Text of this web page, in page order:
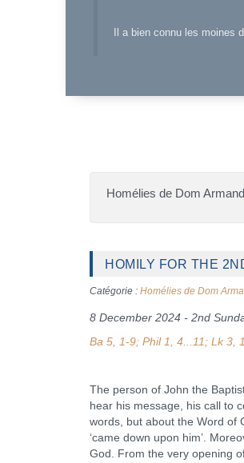
Il a bien connu les moines
Homélies de Dom
HOMILY FOR THE
Catégorie : Homélies de Dom
8 December 2024 - 2nd
Ba 5, 1-9; Phil 1, 4...11; Lk 3,
The person of John the
hear his message, his call to
words, but about the Word of
‘came down upon him’.
God. From the very opening